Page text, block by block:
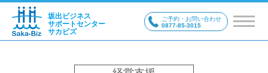
坂出ビジネス
サポートセンター
サカビズ
ご予約・お問い合わせ
0877-85-3015